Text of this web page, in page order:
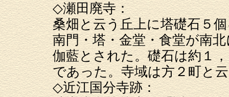
◇瀬田廃寺：
桑畑と云う丘上に塔礎石５
南門・塔・金堂・食堂が南
伽藍とされた。礎石は約１
であった。寺域は方２町と
◇近江国分寺跡：